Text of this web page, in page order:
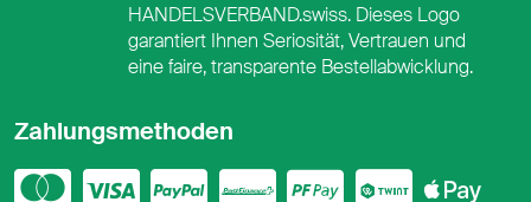
Zahlungsmethoden
Mastercard
VisaPayPal
PostFinance
Twint
HANDELSVERBAND.swiss. Dieses Logo
garantiert Ihnen Seriosität, Vertrauen und
eine faire, transparente Bestellabwicklung.